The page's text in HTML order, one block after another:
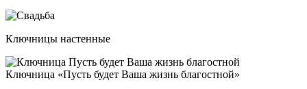
Ключницы настенные
Ключ­ни­ца «Пусть бу­дет Ваша жизнь бла­гос­тной»